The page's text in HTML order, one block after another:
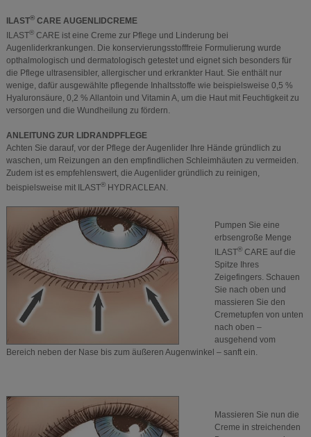
ILAST®CARE AUGENLIDCREME
ILAST®CARE ist eine Creme zur Pflege und Linderung bei
Augenliderkrankungen. Die konservierungsstofffreie Formulierung wurde
opthalmologisch und dermatologisch getestet und eignet sich besonders für
die Pflege ultrasensibler, allergischer und erkrankter Haut. Sie enthält nur
wenige, dafür ausgewählte pflegende Inhaltsstoffe wie beispielsweise 0,5 %
Hyaluronsäure, 0,2 % Allantoin und Vitamin A, um die Haut mit Feuchtigkeit zu
versorgen und die Wundheilung zu fördern.
ANLEITUNG ZUR LIDRANDPFLEGE
Achten Sie darauf, vor der Pflege der Augenlider Ihre Hände gründlich zu
waschen, um Reizungen an den empfindlichen Schleimhäuten zu vermeiden.
Zudem ist es empfehlenswert, die Augenlider gründlich zu reinigen,
beispielsweise mit ILAST®HYDRACLEAN.
Pumpen Sie eine
erbsengroße Menge
ILAST®CARE auf die
Spitze Ihres
Zeigefingers. Schauen
Sie nach oben und
massieren Sie den
Cremetupfen von unten
nach oben –
ausgehend vom
Bereich neben der Nase bis zum äußeren Augenwinkel – sanft ein.
Massieren Sie nun die
Creme in streichenden